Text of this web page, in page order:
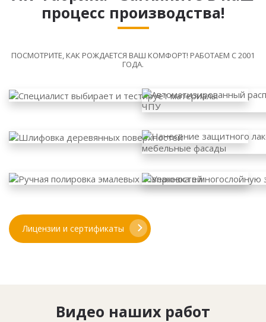
процесс производства!
ПОСМОТРИТЕ, КАК РОЖДАЕТСЯ ВАШ КОМФОРТ! РАБОТАЕМ С 2001
ГОДА.
Лицензии и сертификаты
Видео наших работ